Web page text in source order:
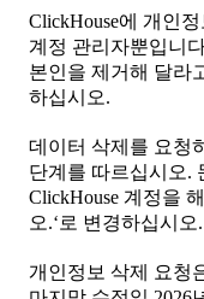
ClickHouse에 개인
계정 관리자뿐입니
본인을 제거해 달라
하십시오.
데이터 삭제를 요청
단계를 따르십시오.
ClickHouse 계정을
오.‘로 변경하십시오.
개인정보 삭제 요청